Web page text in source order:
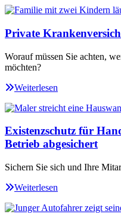
Private
Worauf müssen Sie achten,
möchten?
Weiterlesen
Existenzschutz für
Betrieb abgesichert
Sichern Sie sich und Ihre
Weiterlesen